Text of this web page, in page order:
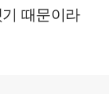
기 때문이라